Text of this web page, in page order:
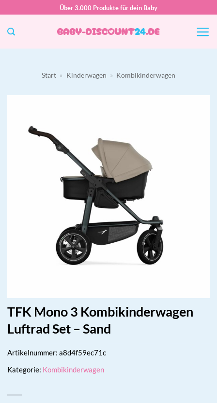
springen
Über 3.000 Produkte für dein Baby
Start » Kinderwagen » Kombikinderwagen
TFK Mono 3 Kombikinderwagen
Luftrad Set – Sand
Artikelnummer: a8d4f59ec71c
Kategorie: Kombikinderwagen